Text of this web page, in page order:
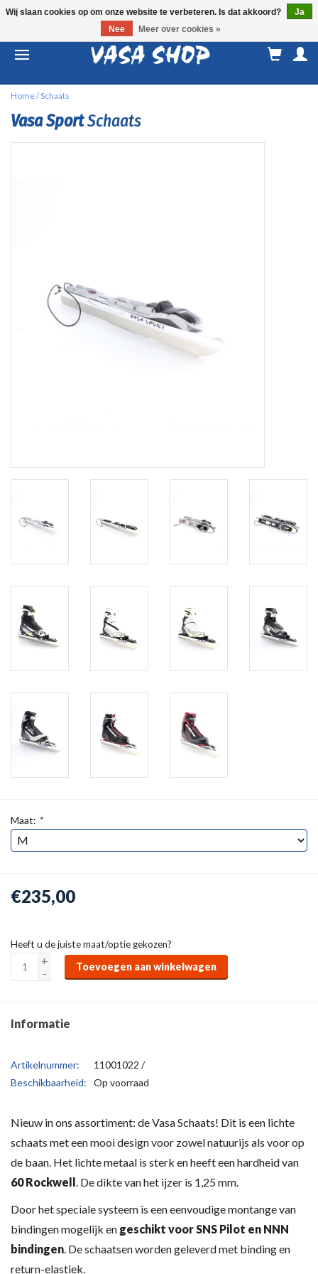
Home/Schaats
Vasa SportSchaats
Maat: *
€235,00
Heeft u de juiste maat/optie gekozen?
+
-
Toevoegen aan winkelwagen
Informatie
Artikelnummer:
11001022 /
Beschikbaarheid:
Op voorraad
Nieuw in ons assortiment: de Vasa Schaats! Dit is een lichte
schaats met een mooi design voor zowel natuurijs als voor op
de baan. Het lichte metaal is sterk en heeft een hardheid van
60 Rockwell . De dikte van het ijzer is 1,25 mm.
Door het speciale systeem is een eenvoudige montange van
bindingen mogelijk en geschikt voor SNS Pilot en NNN
bindingen . De schaatsen worden geleverd met binding en
return-elastiek.
Wij slaan cookies op om onze website te verbeteren. Is dat akkoord?
Ja
Nee
Meer over cookies »